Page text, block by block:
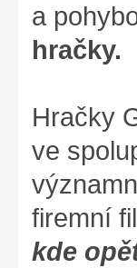
a
hračky.
Hračky
ve
firemní
kde